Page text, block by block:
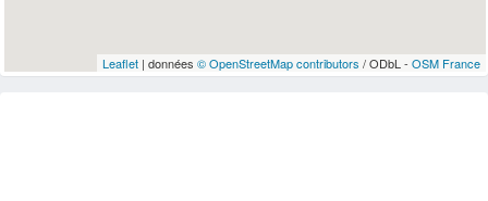
Leaflet| données © OpenStreetMap contributors / ODbL - OSM France